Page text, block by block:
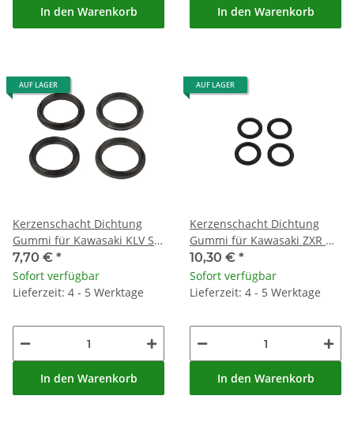
In den Warenkorb In den Warenkorb
AUF LAGER
Kerzenschacht Dichtung
Gummi für Kawasaki KLV SV
TL 1000 Suzuki DL 1000 RF
600 # 11178-17E00
7,70 € *
Sofort verfügbar
Lieferzeit: 4 - 5 Werktage
In den Warenkorb
AUF LAGER
Kerzenschacht Dichtung
Gummi für Kawasaki ZXR H
750 # 11009-1610
10,30 € *
Sofort verfügbar
Lieferzeit: 4 - 5 Werktage
In den Warenkorb